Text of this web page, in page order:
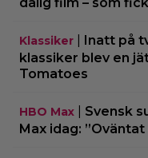
Klassiker
Inatt på
klassiker blev en
Tomatoes
HBO Max
Svensk
Max idag: